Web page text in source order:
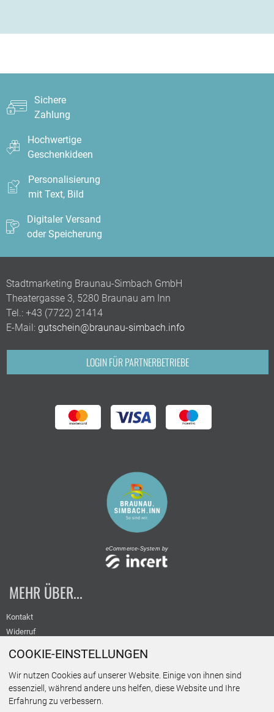
Sichere
Zahlung
Hochwertige
Geschenkideen
Personalisierung
mit Text, Bild
Digitaler Versand
oder Speicherung
Stadtmarketing Braunau-Simbach GmbH
Theatergasse 3, 5280 Braunau am Inn
Tel.: +43 (7722) 21414
E-Mail: gutschein@braunau-simbach.info
LOGIN FÜR PARTNERBETRIEBE
eCommerce-System by
MEHR ÜBER...
Kontakt
Widerruf
Datenschutz
AGB
Widerruf
Vertragsbedingungen für Partner
COOKIE-EINSTELLUNGEN
Wir nutzen Cookies auf unserer Website. Einige von ihnen sind
essenziell, während andere uns helfen, diese Website und Ihre
Erfahrung zu verbessern.